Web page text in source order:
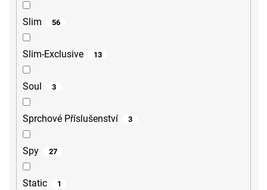
Slim 56
Slim-Exclusive 13
Soul 3
Sprchové Příslušenství 3
Spy 27
Static 1